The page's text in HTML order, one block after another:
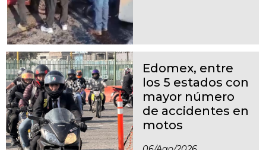
Edomex, entre
los 5 estados con
mayor número
de accidentes en
motos